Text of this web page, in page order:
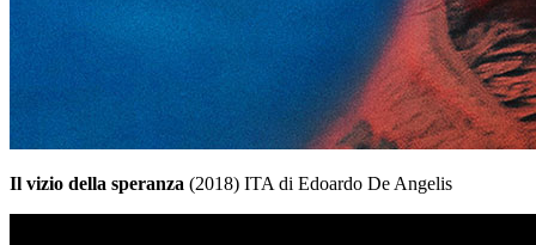
Il vizio della speranza (2018) ITA di Edoardo De Angelis